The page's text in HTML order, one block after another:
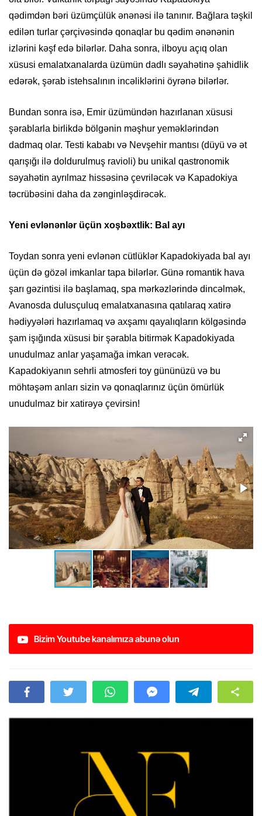
qədimdən bəri üzümçülük ənənəsi ilə tanınır. Bağlara təşkil
edilən turlar çərçivəsində qonaqlar bu qədim ənənənin
izlərini kəşf edə bilərlər. Daha sonra, ilboyu açıq olan
xüsusi emalatxanalarda üzümün dadlı səyahətinə şahidlik
edərək, şərab istehsalının incəliklərini öyrənə bilərlər.
Bundan sonra isə, Emir üzümündən hazırlanan xüsusi
şərablarla birlikdə bölgənin məşhur yeməklərindən
dadmaq olar. Testi kababı və Nevşehir mantısı (düyü və ət
qarışığı ilə doldurulmuş ravioli) bu unikal qastronomik
səyahətin ayrılmaz hissəsinə çevriləcək və Kapadokiya
təcrübəsini daha da zənginləşdirəcək.
Yeni evlənənlər üçün xoşbəxtlik: Bal ayı
Toydan sonra yeni evlənən cütlüklər Kapadokiyada bal ayı
üçün də gözəl imkanlar tapa bilərlər. Günə romantik hava
şarı gəzintisi ilə başlamaq, spa mərkəzlərində dincəlmək,
Avanosda dulusçuluq emalatxanasına qatılaraq xatirə
hədiyyələri hazırlamaq və axşamı qayalıqların kölgəsində
şam işığında xüsusi bir şərabla bitirmək Kapadokiyada
unudulmaz anlar yaşamağa imkan verəcək.
Kapadokiyanın sehrli atmosferi toy gününüzü və bu
möhtəşəm anları sizin və qonaqlarınız üçün ömürlük
unudulmaz bir xatirəyə çevirsin!
Bizim Youtube kanalımıza abunə olun